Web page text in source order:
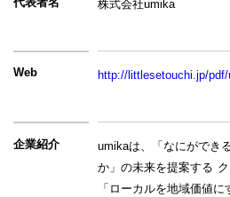
株式会社umika
Web http://littlesetouchi.jp/
企業紹介
umikaは、「なにができ
か」の未来を提案する
「ローカルを地域価値